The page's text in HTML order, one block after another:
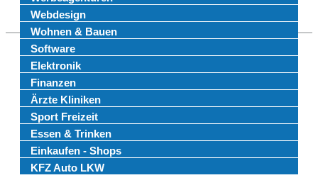
Webdesign
Wohnen & Bauen
Software
Elektronik
Finanzen
Ärzte Kliniken
Sport Freizeit
Essen & Trinken
Einkaufen - Shops
KFZ Auto LKW